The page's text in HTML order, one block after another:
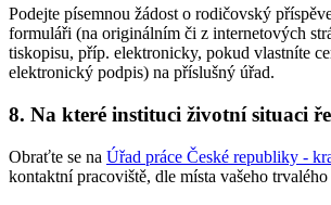
Podejte písemnou žádost o rodičovský
formuláři (na originálním či z internetových
tiskopisu, příp. elektronicky, pokud vlastníte
elektronický podpis) na příslušný úřad.
8. Na které instituci životní situaci
Obraťte se na Úřad práce České republiky -
kontaktní pracoviště, dle místa vašeho